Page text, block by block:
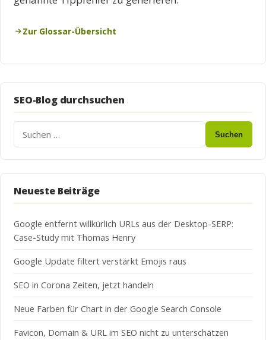
Zur Glossar-Übersicht
SEO-Blog durchsuchen
Suchen
Neueste Beiträge
Google entfernt willkürlich URLs aus der Desktop-SERP:
Case-Study mit Thomas Henry
Google Update filtert verstärkt Emojis raus
SEO in Corona Zeiten, jetzt handeln
Neue Farben für Chart in der Google Search Console
Favicon, Domain & URL im SEO nicht zu unterschätzen